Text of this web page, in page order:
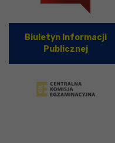
Biuletyn Informacji
Publicznej